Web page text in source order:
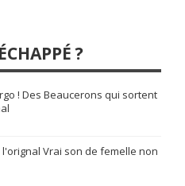
?
! Des Beaucerons qui sortent
l'orignal Vrai son de femelle non